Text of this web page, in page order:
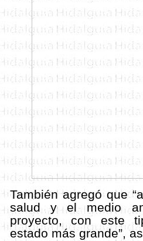
También agregó que
salud y el medio
proyecto, con este
estado más grande”,